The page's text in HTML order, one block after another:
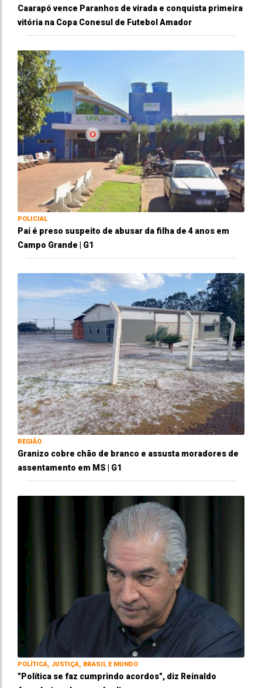
Caarapó vence Paranhos de virada e conquista primeira
vitória na Copa Conesul de Futebol Amador
POLICIAL
Pai é preso suspeito de abusar da filha de 4 anos em
Campo Grande | G1
REGIÃO
Granizo cobre chão de branco e assusta moradores de
assentamento em MS | G1
POLÍTICA, JUSTIÇA, BRASIL E MUNDO
"Política se faz cumprindo acordos", diz Reinaldo